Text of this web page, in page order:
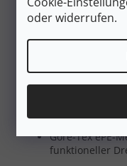
oder widerrufen.
Vibram Megagrip
Geformte EVA-
System-
übermäßiges
Verstärkter
360°-
Flexzone im
Abrollen des
Gore-Tex ePE-
funktioneller